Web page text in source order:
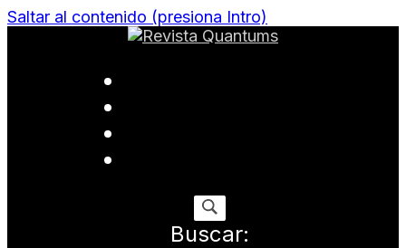
Saltar al contenido (presiona Intro)
Revista Quantums
Buscar: